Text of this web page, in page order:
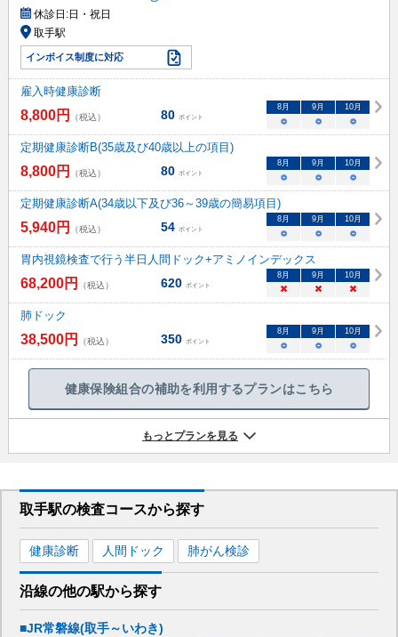
休診日:日・祝日
取手駅
インボイス制度に対応
雇入時健康診断
8,800円 （税込） 80 ポイント
8月 9月 10月
○ ○ ○
定期健康診断B(35歳及び40歳以上の項目)
8,800円 （税込） 80 ポイント
8月 9月 10月
○ ○ ○
定期健康診断A(34歳以下及び36～39歳の簡易項目)
5,940円 （税込） 54 ポイント
8月 9月 10月
○ ○ ○
胃内視鏡検査で行う半日人間ドック+アミノインデックス
68,200円 （税込） 620 ポイント
8月 9月 10月
× × ×
肺ドック
38,500円 （税込） 350 ポイント
8月 9月 10月
○ ○ ○
健康保険組合の補助を利用するプランはこちら
もっとプランを見る
取手駅の検査コースから探す
健康診断 人間ドック 肺がん検診
沿線の他の駅から探す
■JR常磐線(取手～いわき)